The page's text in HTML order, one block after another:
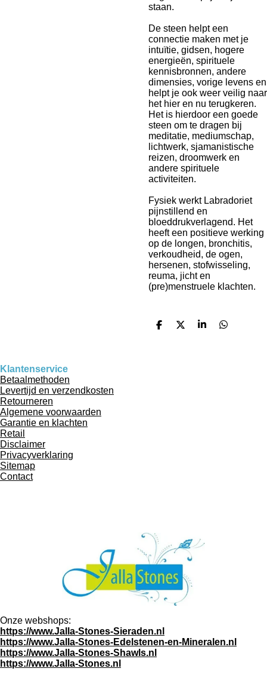
staan.
De steen helpt een
connectie maken met je
intuïtie, gidsen, hogere
energieën, spirituele
kennisbronnen, andere
dimensies, vorige levens en
helpt je ook weer veilig naar
het hier en nu terugkeren.
Het is hierdoor een goede
steen om te dragen bij
meditatie, mediumschap,
lichtwerk, sjamanistische
reizen, droomwerk en
andere spirituele
activiteiten.
Fysiek werkt Labradoriet
pijnstillend en
bloeddrukverlagend. Het
heeft een positieve werking
op de longen, bronchitis,
verkoudheid, de ogen,
hersenen, stofwisseling,
reuma, jicht en
(pre)menstruele klachten.
D
D
S
D
Klantenservice
Betaalmethoden
Levertijd en verzendkosten
Retourneren
Algemene voorwaarden
Garantie en klachten
Retail
Disclaimer
Privacyverklaring
Sitemap
Contact
Onze webshops:
https://www.Jalla-Stones-Sieraden.nl
https://www.Jalla-Stones-Edelstenen-en-Mineralen.nl
https://www.Jalla-Stones-Shawls.nl
https://www.Jalla-Stones.nl